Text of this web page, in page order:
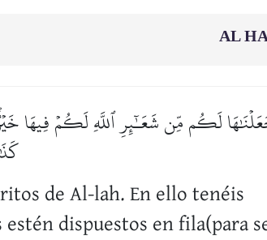
AL
لَكُم مِّن شَعَـٰٓئِرِ ٱللَّهِ لَكُمۡ فِيهَا خَيۡرٞۖ
de Al-lah. En ello tenéis
dispuestos en fila(para